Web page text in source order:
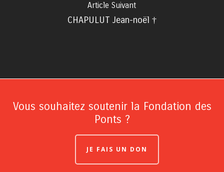
Article Suivant
CHAPULUT Jean-noël †
Vous souhaitez soutenir la Fondation des
Ponts ?
JE FAIS UN DON